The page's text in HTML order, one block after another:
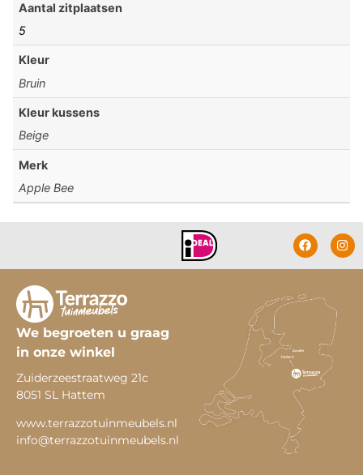
Aantal zitplaatsen
5
Kleur
Bruin
Kleur kussens
Beige
Merk
Apple Bee
We begroeten u graag
in onze winkel
Zuiderzeestraatweg 21c
8051 SL Hattem
www.terrazzotuinmeubels.nl
info@terrazzotuinmeubels.nl